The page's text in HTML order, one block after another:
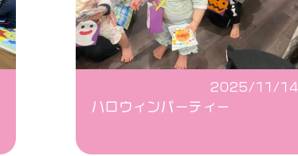
2025/11/14
ハロウィンパーティー